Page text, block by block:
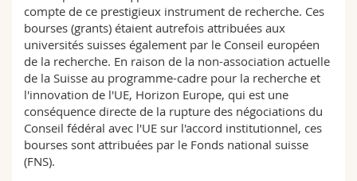
compte de ce prestigieux instrument de recherche. Ces
bourses (grants) étaient autrefois attribuées aux
universités suisses également par le Conseil européen
de la recherche. En raison de la non-association actuelle
de la Suisse au programme-cadre pour la recherche et
l'innovation de l'UE, Horizon Europe, qui est une
conséquence directe de la rupture des négociations du
Conseil fédéral avec l'UE sur l'accord institutionnel, ces
bourses sont attribuées par le Fonds national suisse
(FNS).